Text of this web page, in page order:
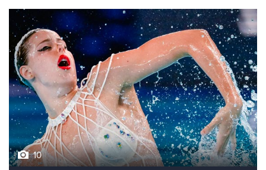
10
Фотохроника 5 августа